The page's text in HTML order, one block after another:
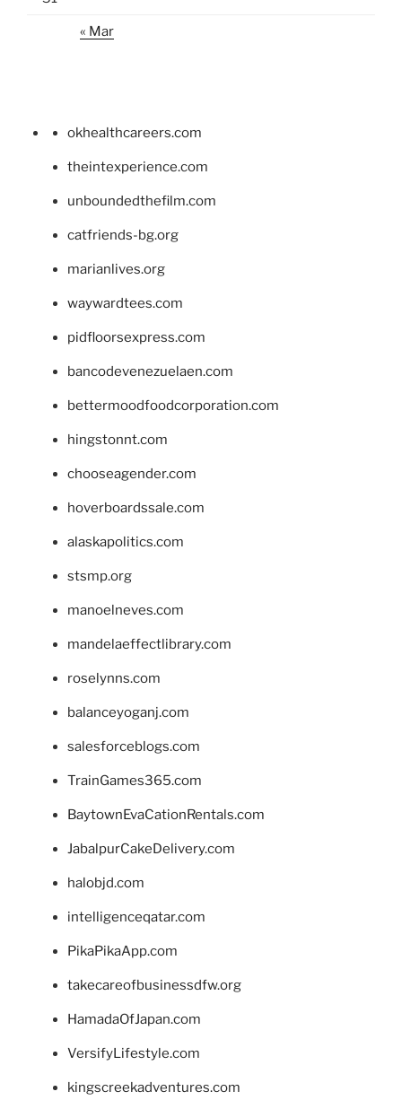
« Mar
okhealthcareers.com
theintexperience.com
unboundedthefilm.com
catfriends-bg.org
marianlives.org
waywardtees.com
pidfloorsexpress.com
bancodevenezuelaen.com
bettermoodfoodcorporation.com
hingstonnt.com
chooseagender.com
hoverboardssale.com
alaskapolitics.com
stsmp.org
manoelneves.com
mandelaeffectlibrary.com
roselynns.com
balanceyoganj.com
salesforceblogs.com
TrainGames365.com
BaytownEvaCationRentals.com
JabalpurCakeDelivery.com
halobjd.com
intelligenceqatar.com
PikaPikaApp.com
takecareofbusinessdfw.org
HamadaOfJapan.com
VersifyLifestyle.com
kingscreekadventures.com